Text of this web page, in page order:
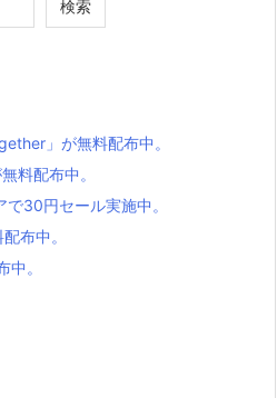
検索
」が無料配布中。
料配布中。
30円セール実施中。
布中。
。